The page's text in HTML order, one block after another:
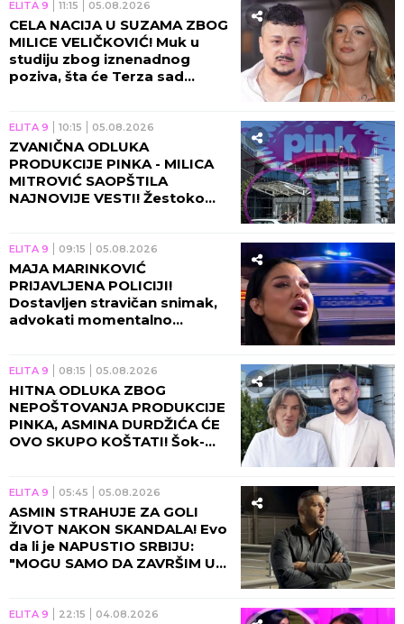
ELITA 9 11:15 05.08.2026
CELA NACIJA U SUZAMA ZBOG
MILICE VELIČKOVIĆ! Muk u
studiju zbog iznenadnog
poziva, šta će Terza sad
ELITA 9 10:15 05.08.2026
ZVANIČNA ODLUKA
PRODUKCIJE PINKA - MILICA
MITROVIĆ SAOPŠTILA
NAJNOVIJE VESTI! Žestoko
ELITA 9 09:15 05.08.2026
MAJA MARINKOVIĆ
PRIJAVLJENA POLICIJI!
Dostavljen stravičan snimak,
advokati momentalno
ELITA 9 08:15 05.08.2026
HITNA ODLUKA ZBOG
NEPOŠTOVANJA PRODUKCIJE
PINKA, ASMINA DURDŽIĆA ĆE
OVO SKUPO KOŠTATI! Šok-
ELITA 9 05:45 05.08.2026
ASMIN STRAHUJE ZA GOLI
ŽIVOT NAKON SKANDALA! Evo
da li je NAPUSTIO SRBIJU:
"MOGU SAMO DA ZAVRŠIM U
ELITA 9 22:15 04.08.2026